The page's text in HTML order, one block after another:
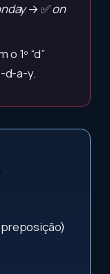
→ ✅on
1º “d”
d-a-y.